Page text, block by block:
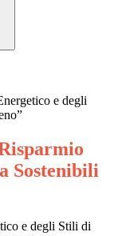
e degli
Sostenibili
e degli Stili di